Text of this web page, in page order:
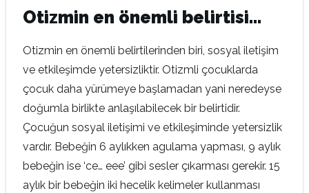
Otizmin en önemli belirtisi…
Otizmin en önemli belirtilerinden biri, sosyal iletişim
ve etkileşimde yetersizliktir. Otizmli çocuklarda
çocuk daha yürümeye başlamadan yani neredeyse
doğumla birlikte anlaşılabilecek bir belirtidir.
Çocuğun sosyal iletişimi ve etkileşiminde yetersizlik
vardır. Bebeğin 6 aylıkken agulama yapması, 9 aylık
bebeğin ise ‘ce… eee’ gibi sesler çıkarması gerekir. 15
aylık bir bebeğin iki hecelik kelimeler kullanması